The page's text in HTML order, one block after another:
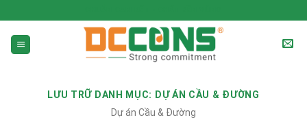
LƯU TRỮ DANH MỤC: DỰ ÁN CẦU & ĐƯỜNG
Dự án Cầu & Đường